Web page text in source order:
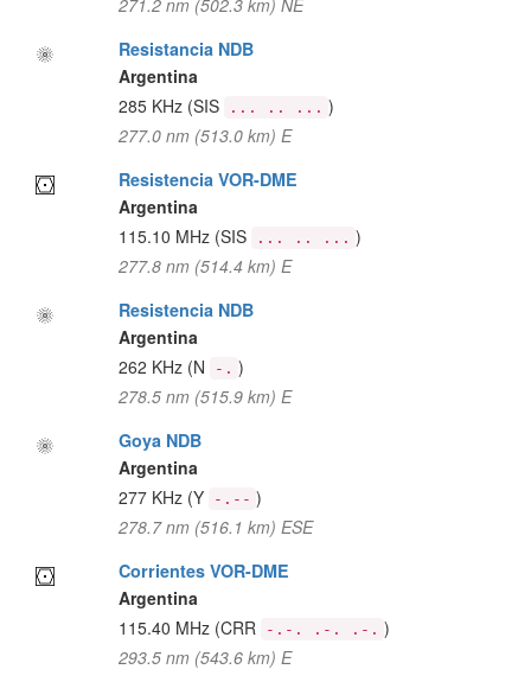
271.2 nm (502.3 km) NE
Resistancia NDB
Argentina
285 KHz (SIS ... .. ... )
277.0 nm (513.0 km) E
Resistencia VOR-DME
Argentina
115.10 MHz (SIS ... .. ... )
277.8 nm (514.4 km) E
Resistencia NDB
Argentina
262 KHz (N -. )
278.5 nm (515.9 km) E
Goya NDB
Argentina
277 KHz (Y -.-- )
278.7 nm (516.1 km) ESE
Corrientes VOR-DME
Argentina
115.40 MHz (CRR -.-. .-. .-. )
293.5 nm (543.6 km) E